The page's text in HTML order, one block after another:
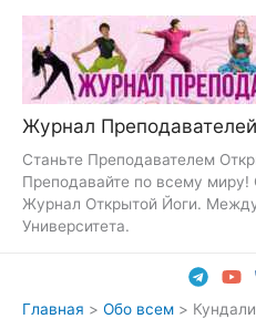
Перейти
содержимому
Журнал
Станьте Преподавателем
Преподавайте по всему миру!
Журнал Открытой Йоги.
Университета.
Главная Обо всем